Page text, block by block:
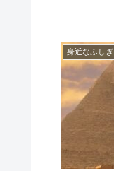
身近なふしぎ